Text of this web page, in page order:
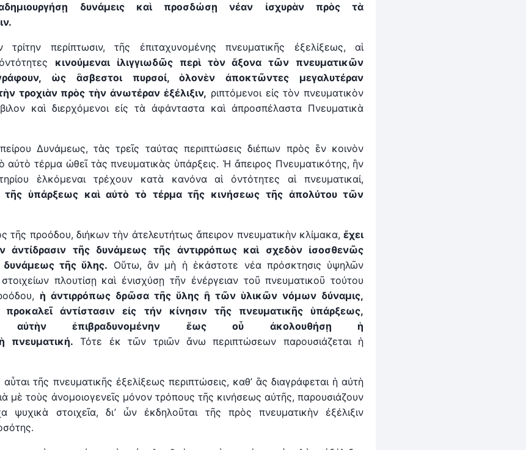
δυνάμεις καὶ προσδώσῃ νέαν ἰσχυρὰν πρὸς τὰ
περίπτωσιν, τῆς ἐπιταχυνομένης πνευματικῆς ἐξελίξεως, αἱ
κινούμεναι ἰλιγγιωδῶς περὶ τὸνἄξονα τῶν πνευματικῶν
ὡς ἂσβεστοι πυρσοί, ὁλονὲν ἀποκτῶντες μεγαλυτέραν
τροχιὰν πρὸς τὴν ἀνωτέραν ἐξέλιξιν, ριπτόμενοι εἰς τὸν πνευματικὸν
καὶ διερχόμενοι εἰς τὰ ἀφάνταστα καὶ ἀπροσπέλαστα Πνευματικὰ
Δυνάμεως, τὰς τρεῖς ταύτας περιπτώσεις διέπων πρὸς ἓν κοινὸν
αὐτὸ τέρμα ὠθεῖ τὰς πνευματικὰς ὑπάρξεις. Ἡ ἄπειρος Πνευματικότης, ἣν
ἑλκόμεναι τρέχουν κατὰ κανόνα αἱ ὀντότητες αἱ πνευματικαί,
τῆς ὑπάρξεως καὶ αὐτὸ τὸ τέρμα τῆς κινήσεως τῆς ἀπολύτου τῶν
τῆς προόδου, διήκων τὴν ἀτελευτήτως ἄπειρον πνευματικὴν κλίμακα,ἔχει
ἀντίδρασιν τῆς δυνάμεως τῆς ἀντιρρόπως καὶ σχεδὸν ἰσοσθενῶς
τῆς ὕλης. Οὕτω, ἂν μὴ ἡ ἑκάστοτε νέα πρόσκτησις ὑψηλῶν
πλουτίσῃ καὶ ἐνισχύσῃ τῆν ἐνέργειαν τοῦ πνευματικοῦ τούτου
ἡ ἀντιρρόπως δρῶσα τῆς ὕλης ἢ τῶν ὑλικῶν νόμων δύναμις,
προκαλεῖ ἀντίστασιν εἰς τήν κίνησιν τῆς πνευματικῆς ὑπάρξεως,
αὐτὴνἐπιβραδυνομένην ἕως οὗ ἀκολουθήσῃ ἡ
ἡ πνευματική. Τότε ἐκ τῶν τριῶν ἄνω περιπτώσεων παρουσιάζεται ἡ
τῆς πνευματικῆς ἐξελίξεως περιπτώσεις, καθ’ ἃς διαγράφεται ἡ αὐτὴ
μὲ τοὺς ἀνομοιογενεῖς μόνον τρόπους τῆς κινήσεως αὐτῆς, παρουσιάζουν
ψυχικὰ στοιχεῖα, δι’ ὧν ἐκδηλοῦται τῆς πρὸς πνευματικὴν ἐξέλιξιν